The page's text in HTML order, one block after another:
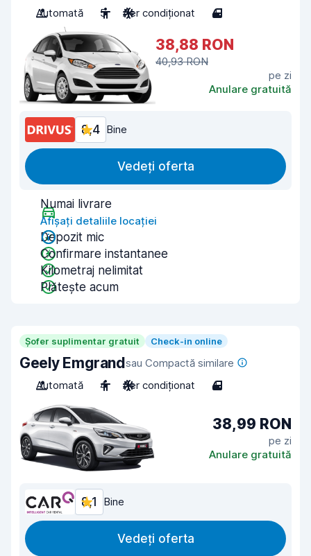
Automată
5 Aer condiționat 4
38,88 RON
40,93 RON
pe zi
Anulare gratuită
8,4 Bine
Vedeți oferta
Numai livrare
Afișați detaliile locației
Depozit mic
Confirmare instantanee
Kilometraj nelimitat
Plătește acum
Șofer suplimentar gratuit Check-in online
Geely Emgrandsau Compactă similare
Automată
4 Aer condiționat 4
38,99 RON
pe zi
Anulare gratuită
8,1 Bine
Vedeți oferta